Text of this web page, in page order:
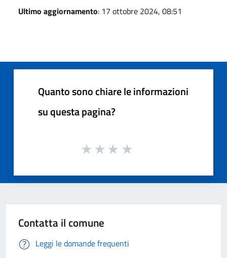
Ultimo aggiornamento: 17 ottobre 2024, 08:51
Quanto sono chiare le informazioni
su questa pagina?
Contatta il comune
Leggi le domande frequenti